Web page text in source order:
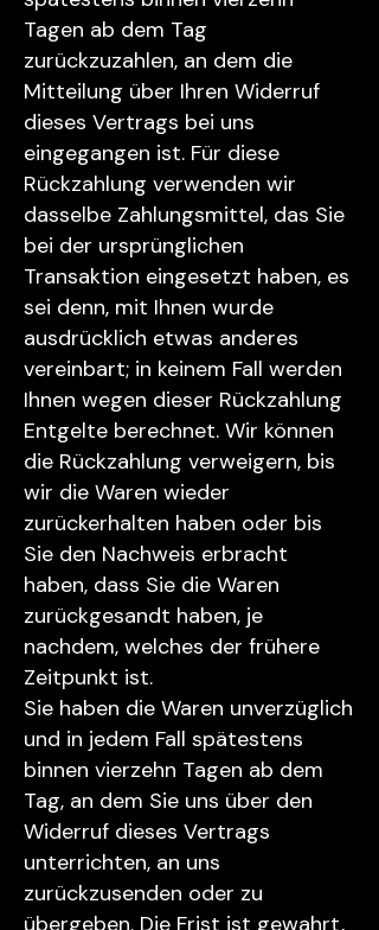
Tagen ab dem Tag
zurückzuzahlen, an dem die
Mitteilung über Ihren Widerruf
dieses Vertrags bei uns
eingegangen ist. Für diese
Rückzahlung verwenden wir
dasselbe Zahlungsmittel, das Sie
bei der ursprünglichen
Transaktion eingesetzt haben, es
sei denn, mit Ihnen wurde
ausdrücklich etwas anderes
vereinbart; in keinem Fall werden
Ihnen wegen dieser Rückzahlung
Entgelte berechnet. Wir können
die Rückzahlung verweigern, bis
wir die Waren wieder
zurückerhalten haben oder bis
Sie den Nachweis erbracht
haben, dass Sie die Waren
zurückgesandt haben, je
nachdem, welches der frühere
Zeitpunkt ist.
Sie haben die Waren unverzüglich
und in jedem Fall spätestens
binnen vierzehn Tagen ab dem
Tag, an dem Sie uns über den
Widerruf dieses Vertrags
unterrichten, an uns
zurückzusenden oder zu
übergeben. Die Frist ist gewahrt,